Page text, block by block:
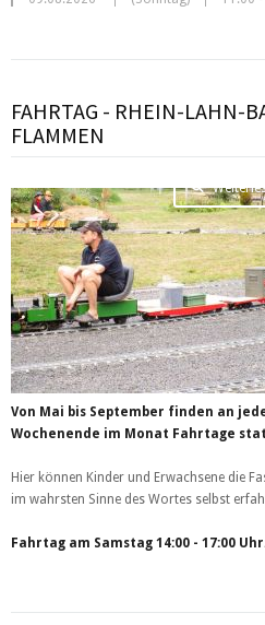
FAHRTAG - RHEIN-LAHN-
FLAMMEN
Von Mai bis September finden an
Wochenende im Monat Fahrtage
Hier können Kinder und Erwachsene die
im wahrsten Sinne des Wortes selbst
Fahrtag am Samstag 14:00 - 17:00